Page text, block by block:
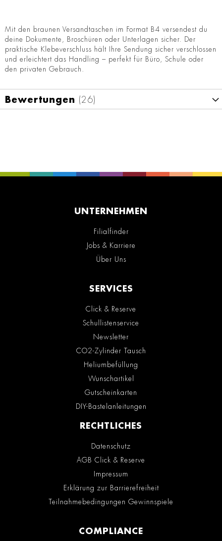
Mit den braunen Versandtaschen im Format B4 versendest du
deine Dokumente, Broschüren oder Unterlagen sicher. Der
praktische Klebeverschluss hält Ihre Sendung sicher verschlossen
und erleichtert das Handling – perfekt für Büro, Schule oder
den privaten Gebrauch.
Bewertungen 26
UNTERNEHMEN
Filialfinder
Jobs & Karriere
Über Uns
SERVICES
Click & Reserve
Schullistenservice
Newsletter
CO2-Zylinder Tausch
Heliumbefüllung
Wunschartikel
Gutscheinkarten
DIY-Bastelanleitungen
RECHTLICHES
Datenschutz
AGB Click & Reserve
Impressum
Erklärung zur Barrierefreiheit
Teilnahmebedingungen Gewinnspiele
COMPLIANCE